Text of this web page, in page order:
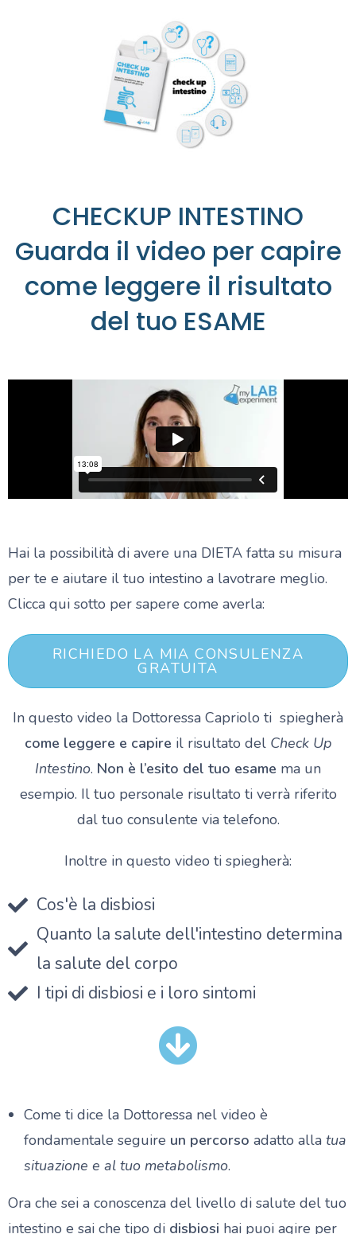
CHECKUP INTESTINO
Guarda il video per capire
come leggere il risultato
del tuo ESAME
Hai la possibilità di avere una DIETA fatta su misura
per te e aiutare il tuo intestino a lavotrare meglio.
Clicca qui sotto per sapere come averla:
RICHIEDO LA MIA CONSULENZA
GRATUITA
In questo video la Dottoressa Capriolo ti spiegherà
come leggere e capire il risultato del Check Up
Intestino. Non è l’esito del tuo esame ma un
esempio. Il tuo personale risultato ti verrà riferito
dal tuo consulente via telefono.
Inoltre in questo video ti spiegherà:
Cos'è la disbiosi
Quanto la salute dell'intestino determina
la salute del corpo
I tipi di disbiosi e i loro sintomi
Come ti dice la Dottoressa nel video è
fondamentale seguire un percorso adatto alla tua
situazione e al tuo metabolismo.
Ora che sei a conoscenza del livello di salute del tuo
intestino e sai che tipo di disbiosi hai puoi agire per